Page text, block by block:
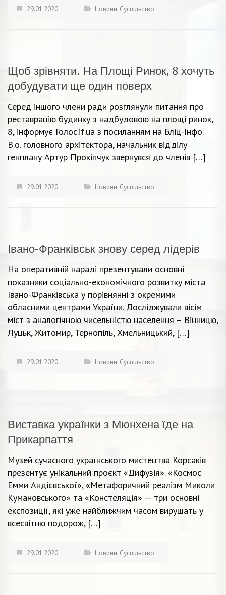
29.01.2020 Новини, Суспільство
Щоб зрівняти. На Площі Ринок, 8 хочуть
добудувати ще один поверх
Серед іншого члени ради розглянули питання про
реставрацію будинку з надбудовою на площі ринок,
8, інформує Голос.if.ua з посиланням на Бліц-Інфо.
В.о. головного архітектора, начальник відділу
генплану Артур Прокіпчук звернувся до членів […]
29.01.2020 Новини, Суспільство
Івано-Франківськ знову серед лідерів
На оперативній нараді презентували основні
показники соціально-економічного розвитку міста
Івано-Франківська у порівнянні з окремими
обласними центрами України. Досліджували вісім
міст з аналогічною чисельністю населення – Вінницю,
Луцьк, Житомир, Тернопіль, Хмельницький, […]
29.01.2020 Новини, Суспільство
Виставка українки з Мюнхена їде на
Прикарпаття
Музей сучасного українського мистецтва Корсаків
презентує унікальний проєкт «Дифузія». «Космос
Емми Андієвської», «Метафоричний реалізм Миколи
Кумановського» та «Констеляція» — три основні
експозиції, які уже найближчим часом вирушать у
всесвітню подорож, […]
29.01.2020 Новини, Суспільство